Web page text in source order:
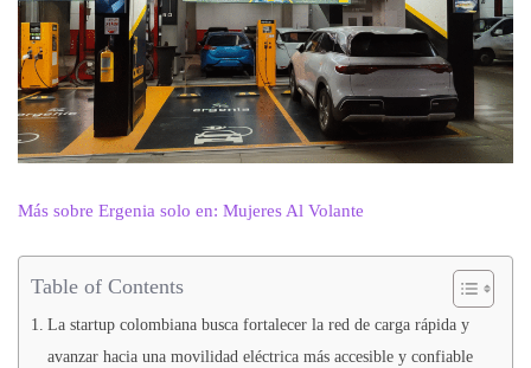
Más sobre Ergenia solo en: Mujeres Al Volante
Table of Contents
La startup colombiana busca fortalecer la red de carga rápida y
avanzar hacia una movilidad eléctrica más accesible y confiable